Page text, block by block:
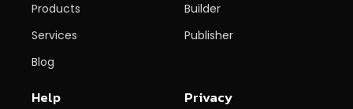
Products
Services
Blog
Builder
Publisher
Help Privacy